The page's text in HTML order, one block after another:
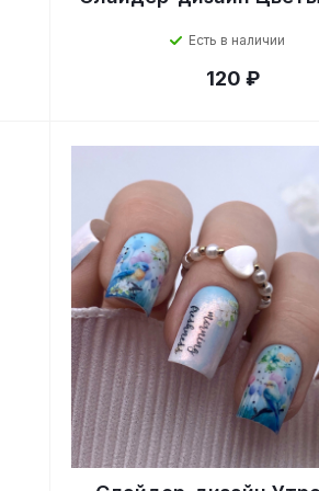
Есть в наличии
120 ₽